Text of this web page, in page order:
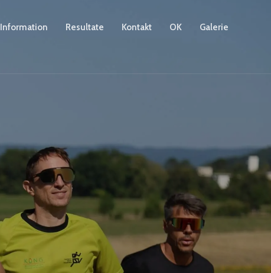
Information Resultate Kontakt OK Galerie